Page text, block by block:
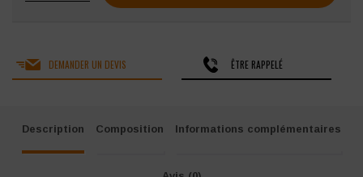
DEMANDER UN DEVIS ÊTRE RAPPELÉ
Description Composition Informations complémentaires